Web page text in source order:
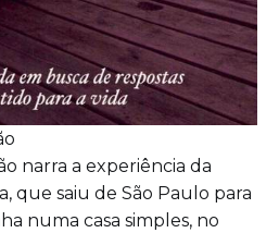
narra a experiência da
que saiu de São Paulo para
numa casa simples, no